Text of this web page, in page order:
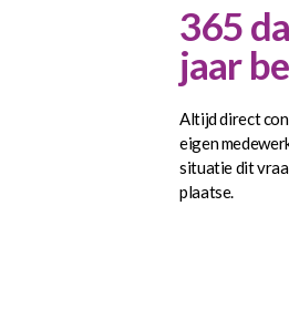
365
jaar
Altijd direct
eigen
situatie dit
plaatse.